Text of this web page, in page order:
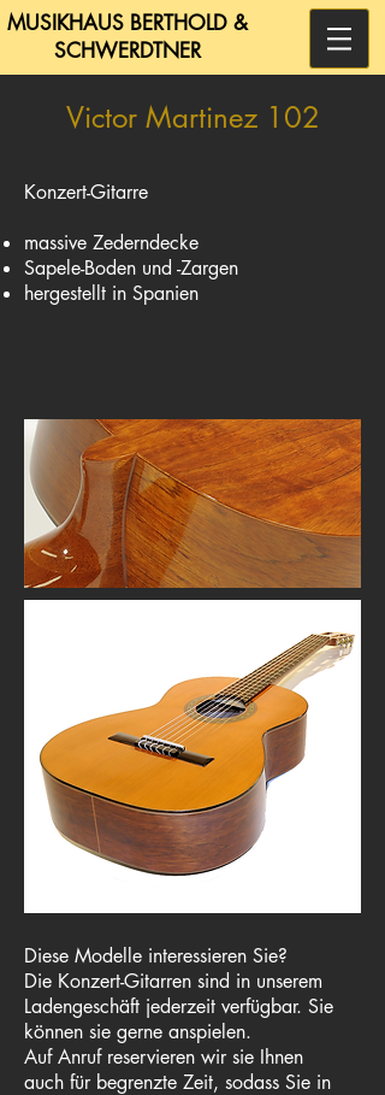
MUSIKHAUS BERTHOLD &
SCHWERDTNER
Victor Martinez 102
Konzert-Gitarre
massive Zederndecke
Sapele-Boden und -Zargen
hergestellt in Spanien
Diese Modelle interessieren Sie?
Die Konzert-Gitarren sind in unserem
Ladengeschäft jederzeit verfügbar. Sie
können sie gerne anspielen.
Auf Anruf reservieren wir sie Ihnen
auch für begrenzte Zeit, sodass Sie in